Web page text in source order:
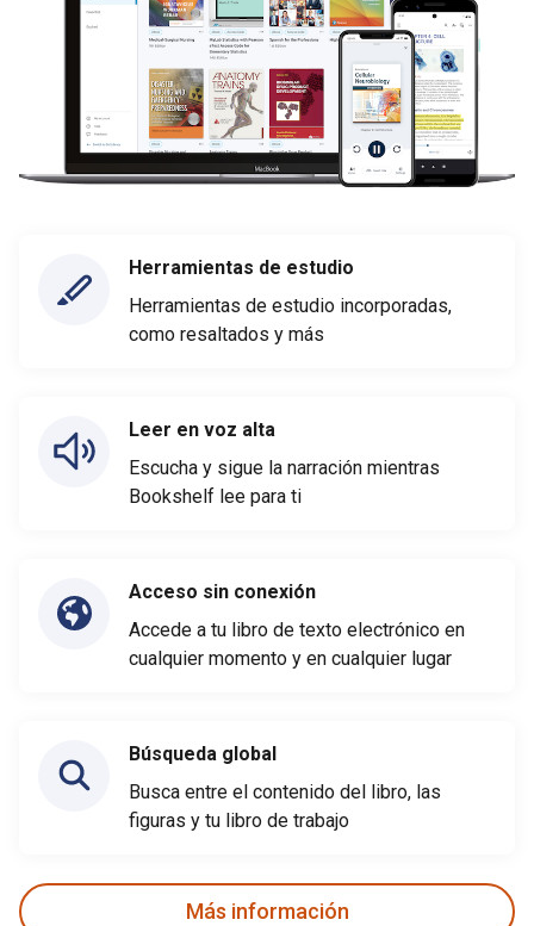
Herramientas de estudio
Herramientas de estudio incorporadas,
como resaltados y más
Leer en voz alta
Escucha y sigue la narración mientras
Bookshelf lee para ti
Acceso sin conexión
Accede a tu libro de texto electrónico en
cualquier momento y en cualquier lugar
Búsqueda global
Busca entre el contenido del libro, las
figuras y tu libro de trabajo
Más información